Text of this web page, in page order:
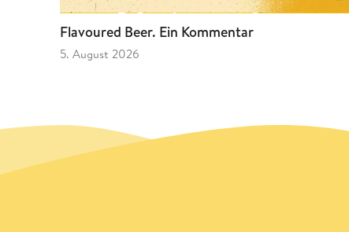
Flavoured Beer. Ein Kommentar
5. August 2026